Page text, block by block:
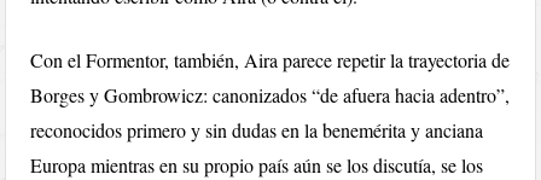
Con el Formentor, también, Aira parece repetir la trayectoria de
Borges y Gombrowicz: canonizados “de afuera hacia adentro”,
reconocidos primero y sin dudas en la benemérita y anciana
Europa mientras en su propio país aún se los discutía, se los